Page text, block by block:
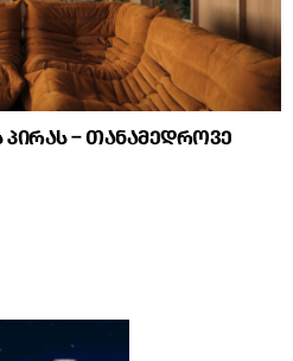
პირას – თანამედროვე